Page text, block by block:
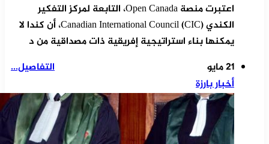
اعتبرت منصة Open Canada، التابعة لمركز التفكير
الكندي Canadian International Council (CIC)، أن كندا لا
يمكنها بناء استراتيجية إفريقية ذات مصداقية من د
التفاصيل...
21 مايو
أخبار بارزة